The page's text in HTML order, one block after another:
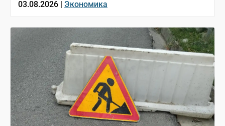
03.08.2026 | Экономика